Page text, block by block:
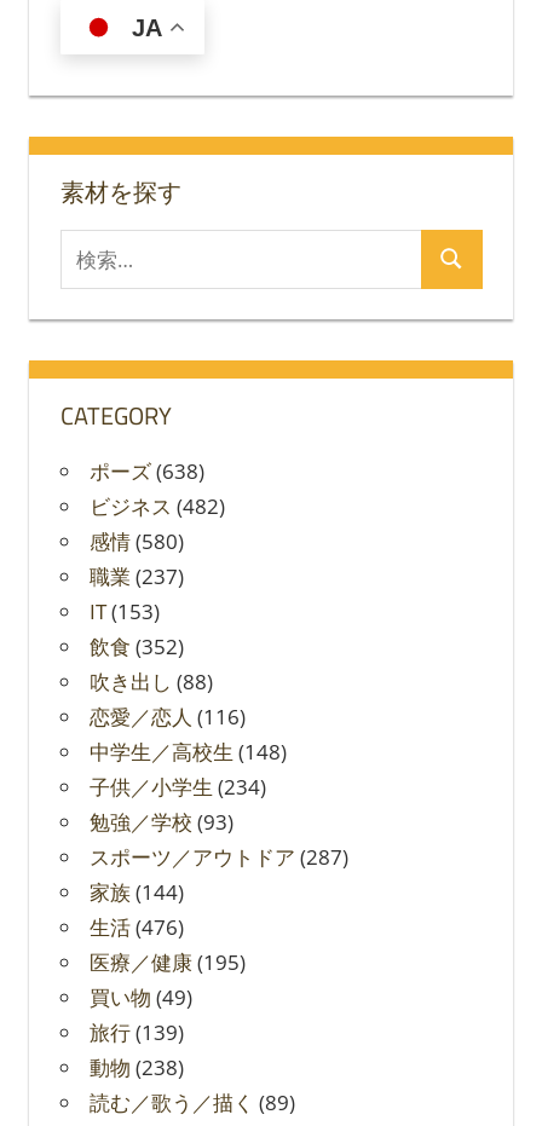
ゲ
ー
シ
ョ
ン
JA
素材を探す
索
対
検
CATEGORY
ポーズ(638)
ビジネス (482)
感情(580)
職業 (237)
IT(153)
飲食 (352)
吹き出し (88)
恋愛／恋人 (116)
中学生／高校生 (148)
子供／小学生 (234)
勉強／学校 (93)
スポーツ／アウトドア (287)
家族(144)
生活(476)
医療／健康(195)
買い物 (49)
旅行(139)
動物 (238)
読む／歌う／描く (89)